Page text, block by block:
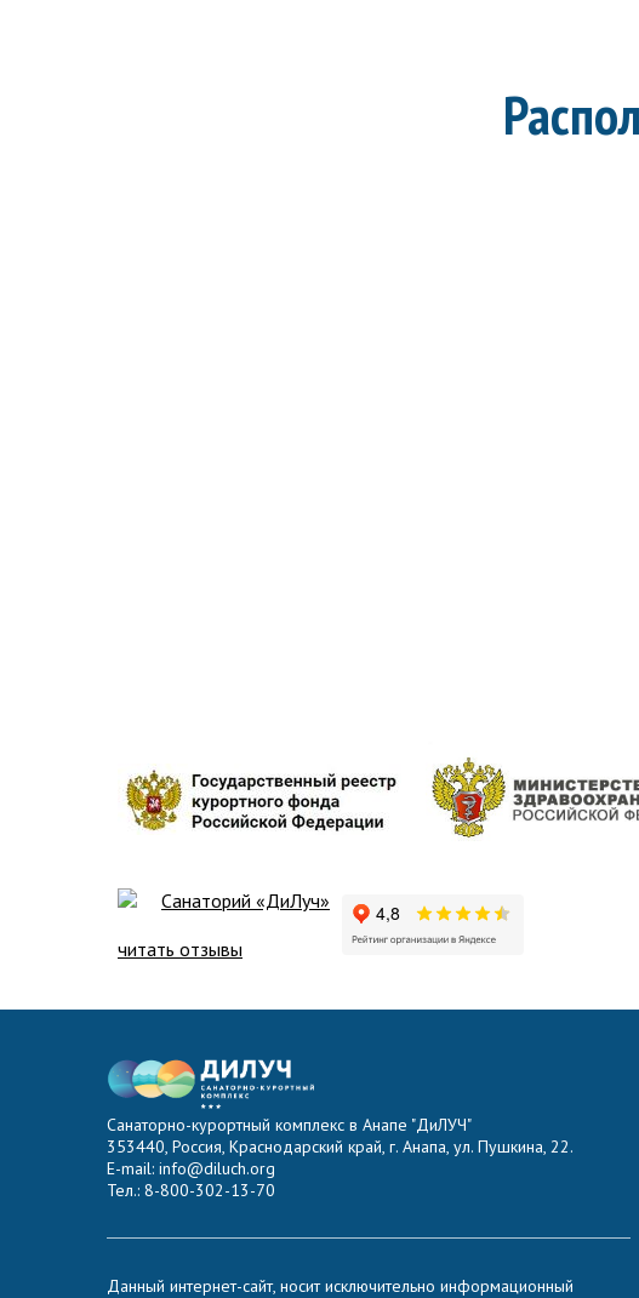
Санаторий «ДиЛуч»
читать отзывы
Санаторно-курортный комплекс в Анапе "ДиЛУЧ"
353440, Россия, Краснодарский край, г. Анапа, ул. Пушкина, 22.
E-mail: info@diluch.org
Тел.: 8-800-302-13-70
Данный интернет-сайт, носит исключительно информационный